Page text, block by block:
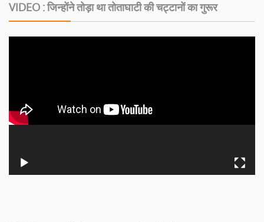
VIDEO : जिन्होंने तोड़ा था तोताघाटी की चट्टानों का गुरूर